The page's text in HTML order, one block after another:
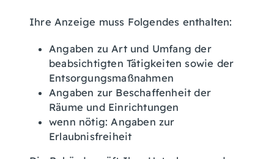
Ihre Anzeige muss Folgendes enthalten:
Angaben zu Art und Umfang der
beabsichtigten Tätigkeiten sowie der
Entsorgungsmaßnahmen
Angaben zur Beschaffenheit der
Räume und Einrichtungen
wenn nötig: Angaben zur
Erlaubnisfreiheit